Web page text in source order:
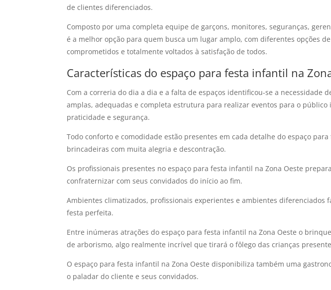
de clientes diferenciados.
Composto por uma completa equipe de garçons, monitores, seguranças,
é a melhor opção para quem busca um lugar amplo, com diferentes opções
comprometidos e totalmente voltados à satisfação de todos.
Características do espaço para festa infantil na
Com a correria do dia a dia e a falta de espaços identificou-se a necessidade
amplas, adequadas e completa estrutura para realizar eventos para o
praticidade e segurança.
Todo conforto e comodidade estão presentes em cada detalhe do espaço
brincadeiras com muita alegria e descontração.
Os profissionais presentes no espaço para festa infantil na Zona Oeste
confraternizar com seus convidados do início ao fim.
Ambientes climatizados, profissionais experientes e ambientes
festa perfeita.
Entre inúmeras atrações do espaço para festa infantil na Zona Oeste o
de arborismo, algo realmente incrível que tirará o fôlego das crianças
O espaço para festa infantil na Zona Oeste disponibiliza também uma
o paladar do cliente e seus convidados.